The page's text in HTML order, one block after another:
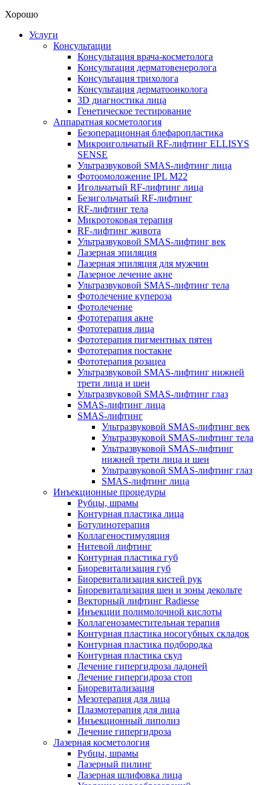
Хорошо
Услуги
Консультации
Консультация врача-косметолога
Консультация дерматовенеролога
Консультация трихолога
Консультация дерматоонколога
3D диагностика лица
Генетическое тестирование
Аппаратная косметология
Безоперационная блефаропластика
Микроигольчатый RF-лифтинг ELLISYS
SENSE
Ультразвуковой SMAS-лифтинг лица
Фотоомоложение IPL M22
Игольчатый RF-лифтинг лица
Безигольчатый RF-лифтинг
RF-лифтинг тела
Микротоковая терапия
RF-лифтинг живота
Ультразвуковой SMAS-лифтинг век
Лазерная эпиляция
Лазерная эпиляция для мужчин
Лазерное лечение акне
Ультразвуковой SMAS-лифтинг тела
Фотолечение купероза
Фотолечение
Фототерапия акне
Фототерапия лица
Фототерапия пигментных пятен
Фототерапия постакне
Фототерапия розацеа
Ультразвуковой SMAS-лифтинг нижней
трети лица и шеи
Ультразвуковой SMAS-лифтинг глаз
SMAS-лифтинг лица
SMAS-лифтинг
Ультразвуковой SMAS-лифтинг век
Ультразвуковой SMAS-лифтинг тела
Ультразвуковой SMAS-лифтинг
нижней трети лица и шеи
Ультразвуковой SMAS-лифтинг глаз
SMAS-лифтинг лица
Инъекционные процедуры
Рубцы, шрамы
Контурная пластика лица
Ботулинотерапия
Коллагеностимуляция
Нитевой лифтинг
Контурная пластика губ
Биоревитализация губ
Биоревитализация кистей рук
Биоревитализация шеи и зоны декольте
Векторный лифтинг Radiesse
Инъекции полимолочной кислоты
Коллагенозаместительная терапия
Контурная пластика носогубных складок
Контурная пластика подбородка
Контурная пластика скул
Лечение гипергидроза ладоней
Лечение гипергидроза стоп
Биоревитализация
Мезотерапия для лица
Плазмотерапия для лица
Инъекционный липолиз
Лечение гипергидроза
Лазерная косметология
Рубцы, шрамы
Лазерный пилинг
Лазерная шлифовка лица